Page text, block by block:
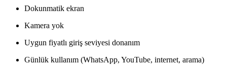
Dokunmatik ekran
Kamera yok
Uygun fiyatlı giriş seviyesi donanım
Günlük kullanım (WhatsApp, YouTube, internet, arama)